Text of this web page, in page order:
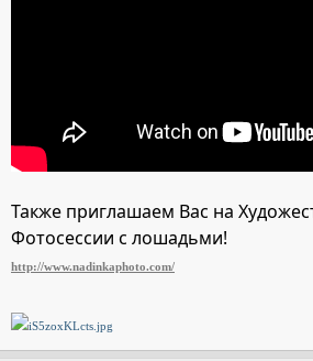
Также приглашаем Вас на
Фотосессии с лошадьми!
http://www.nadinkaphoto.com/